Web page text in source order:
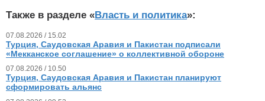
Также в разделе «Власть и политика»:
07.08.2026 / 15.02
Турция, Саудовская Аравия и Пакистан подписали
«Мекканское соглашение» о коллективной обороне
07.08.2026 / 10.50
Турция, Саудовская Аравия и Пакистан планируют
сформировать альянс